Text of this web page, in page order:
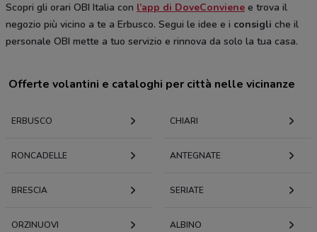
Scopri gli orari OBI Italia con l’app di DoveConviene e trova il
negozio più vicino a te a Erbusco. Segui le idee e i consigli che il
personale OBI mette a tuo servizio e rinnova da solo la tua casa.
Offerte volantini e cataloghi per città nelle vicinanze
ERBUSCO CHIARI
RONCADELLE ANTEGNATE
BRESCIA SERIATE
ORZINUOVI ALBINO